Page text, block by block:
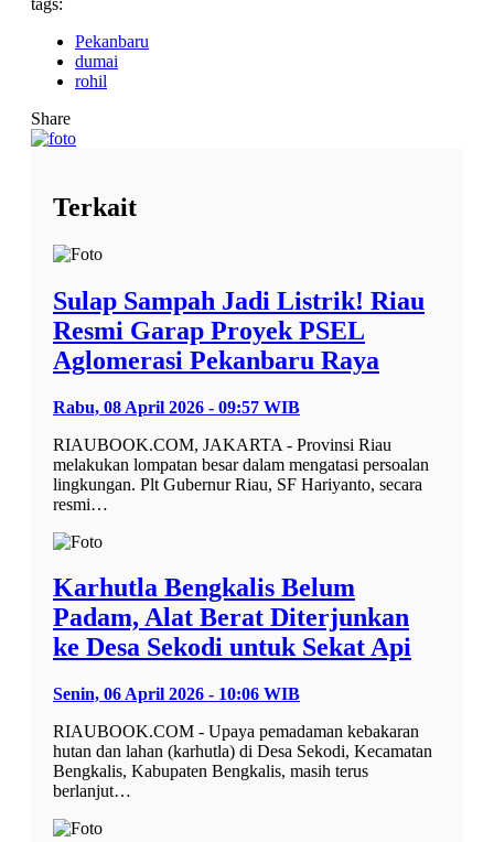
Pekanbaru
dumai
rohil
Share
Terkait
Sulap Sampah Jadi Listrik! Riau
Resmi Garap Proyek PSEL
Aglomerasi Pekanbaru Raya
Rabu, 08 April 2026 - 09:57 WIB
RIAUBOOK.COM, JAKARTA - Provinsi Riau
melakukan lompatan besar dalam mengatasi persoalan
lingkungan. Plt Gubernur Riau, SF Hariyanto, secara
resmi…
Karhutla Bengkalis Belum
Padam, Alat Berat Diterjunkan
ke Desa Sekodi untuk Sekat Api
Senin, 06 April 2026 - 10:06 WIB
RIAUBOOK.COM - Upaya pemadaman kebakaran
hutan dan lahan (karhutla) di Desa Sekodi, Kecamatan
Bengkalis, Kabupaten Bengkalis, masih terus
berlanjut…